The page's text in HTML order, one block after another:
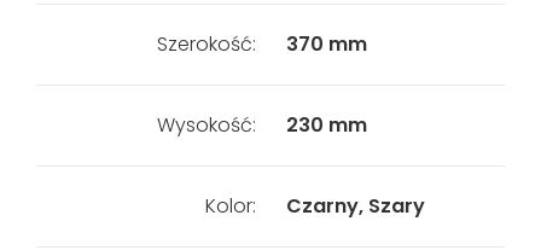
Szerokość: 370 mm
Wysokość: 230 mm
Kolor: Czarny, Szary